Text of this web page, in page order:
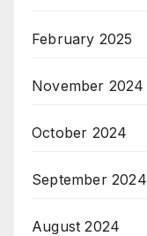
February 2025
November 2024
October 2024
September 2024
August 2024